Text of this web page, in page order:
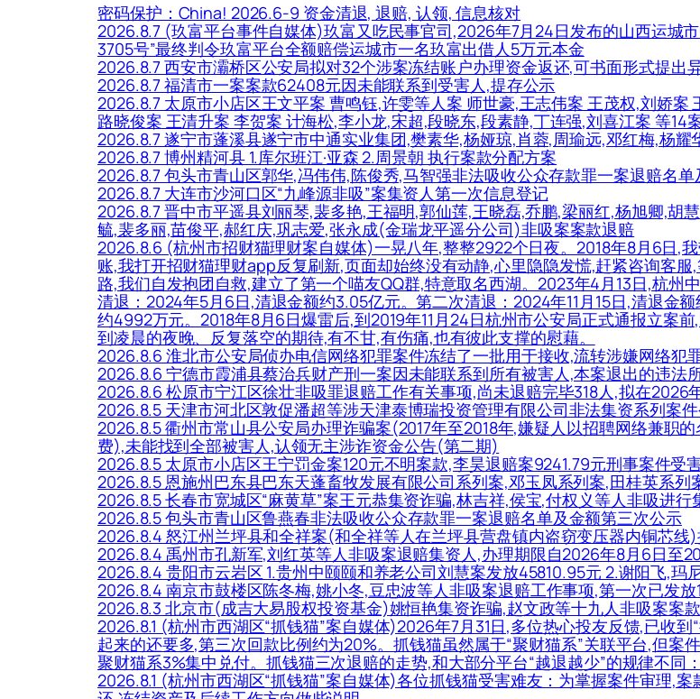
密码保护：China! 2026.6-9 资金清退, 退赔, 认领, 信息核对
2026.8.7 (玖富平台事件自媒体)玖富又吃民事官司,2026年7月24日发布的山西运城
3705号”最终判令玖富平台全额赔偿运城市一名玖富出借人5万元本金
2026.8.7 西安市灞桥区公安局拟对32个涉案冻结账户办理资金返还,可书面形式提出
2026.8.7 福清市一案案款62408元因未能联系到受害人,提存公示
2026.8.7 太原市小店区王文平案 曹鸣钰,许雯等人案 师世豪,王志伟案 王茂权,刘娇
路晓俊案 王清升案 李贺案 计海松,李小龙,宋超,段晓东,段素静,丁连强,刘喜江案 等14
2026.8.7 遂宁市蓬溪县遂宁市中通实业集团,樊素华,杨娅琼,肖蓉,周瑜远,邓红梅,杨
2026.8.7 博州精河县 1.库尔班江·亚森 2.周景朝 执行案款分配方案
2026.8.7 包头市青山区郭华,冯伟伟,陈俊秀,马智强非法吸收公众存款罪一案退赔名
2026.8.7 大连市沙河口区“九峰源非吸”案集资人第一次信息登记
2026.8.7 晋中市平遥县刘丽琴,裴多艳,王福明,郭仙莲,王晓磊,乔鹏,梁丽红,杨旭卿,胡
毓,裴多丽,苗俊平,郝红庆,巩志爱,张永成(金瑞龙平遥分公司)非吸案案款退赔
2026.8.6 (杭州市招财猫理财案自媒体)一晃八年,整整2922个日夜。2018年8月6日,
账,我打开招财猫理财app反复刷新,页面却始终没有动静,心里隐隐发慌,赶紧咨询客
路,我们自发抱团自救,建立了第一个喵友QQ群,特意取名西湖。2023年4月13日,杭州
清退：2024年5月6日,清退金额约3.05亿元。第二次清退：2024年11月15日,清退金
约4992万元。2018年8月6日爆雷后,到2019年11月24日杭州市公安局正式通报立案
到凌晨的夜晚、反复落空的期待,有不甘,有伤痛,也有彼此支撑的慰藉。
2026.8.6 淮北市公安局侦办电信网络犯罪案件冻结了一批用于接收,流转涉嫌网络犯
2026.8.6 宁德市霞浦县蔡治兵财产刑一案因未能联系到所有被害人,本案退出的违法
2026.8.6 松原市宁江区徐壮非吸罪退赔工作有关事项,尚未退赔完毕318人,拟在2026
2026.8.5 天津市河北区敦促潘超等涉天津泰博瑞投资管理有限公司非法集资系列案
2026.8.5 衢州市常山县公安局办理诈骗案(2017年至2018年,嫌疑人以招聘网络兼职
费),未能找到全部被害人,认领无主涉诈资金公告(第二期)
2026.8.5 太原市小店区王宁罚金案120元不明案款,李昊退赔案9241.79元刑事案件受
2026.8.5 恩施州巴东县巴东天蓬畜牧发展有限公司系列案,邓玉凤系列案,田桂英系列
2026.8.5 长春市宽城区“麻黄草”案王元恭集资诈骗,林吉祥,侯宝,付权义等人非吸进行
2026.8.5 包头市青山区鲁燕春非法吸收公众存款罪一案退赔名单及金额第三次公示
2026.8.4 怒江州兰坪县和全祥案(和全祥等人在兰坪县营盘镇内盗窃变压器内铜芯线
2026.8.4 禹州市孔新军,刘红英等人非吸案退赔集资人,办理期限自2026年8月6日至
2026.8.4 贵阳市云岩区 1.贵州中颐颐和养老公司刘慧案发放45810.95元 2.谢阳飞,玛
2026.8.4 南京市鼓楼区陈冬梅,姚小冬,豆忠波等人非吸案退赔工作事项,第一次已发
2026.8.3 北京市(成吉大易股权投资基金)姚恒艳集资诈骗,赵文政等十九人非吸案案
2026.8.1 (杭州市西湖区“抓钱猫”案自媒体)2026年7月31日,多位热心投友反馈,已收
起来的还要多,第三次回款比例约为20%。抓钱猫虽然属于“聚财猫系”关联平台,但案
聚财猫系3%集中兑付。抓钱猫三次退赔的走势,和大部分平台“越退越少”的规律不
2026.8.1 (杭州市西湖区“抓钱猫”案自媒体)各位抓钱猫受害难友：为掌握案件审理,